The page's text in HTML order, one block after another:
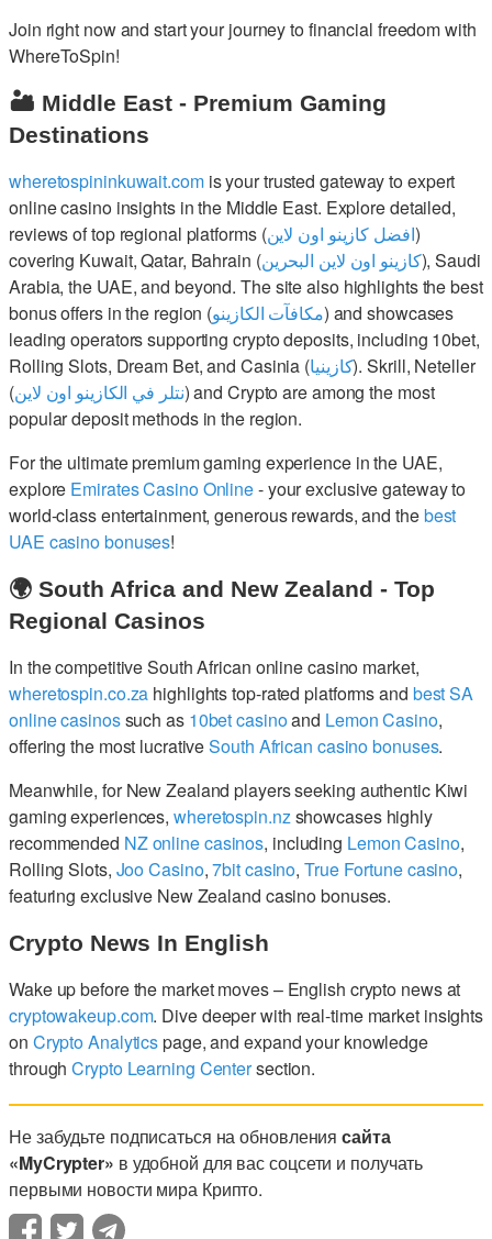
Join right now and start your journey to financial freedom with
WhereToSpin!
🏜️ Middle East - Premium Gaming
Destinations
wheretospininkuwait.comis your trusted gateway to expert
online casino insights in the Middle East. Explore detailed,
reviews of top regional platforms (افضل كازينو اون لاين)
covering Kuwait, Qatar, Bahrain (كازينو اون لاين البحرين), Saudi
Arabia, the UAE, and beyond. The site also highlights the best
bonus offers in the region (مكافآت الكازينو) and showcases
leading operators supporting crypto deposits, including 10bet,
Rolling Slots, Dream Bet, and Casinia (كازينيا). Skrill, Neteller
(نتلر في الكازينو اون لاين) and Crypto are among the most
popular deposit methods in the region.
For the ultimate premium gaming experience in the UAE,
explore Emirates Casino Online- your exclusive gateway to
world-class entertainment, generous rewards, and thebest
UAE casino bonuses!
🌍 South Africa and New Zealand - Top
Regional Casinos
In the competitive South African online casino market,
wheretospin.co.za highlights top-rated platforms and best SA
online casinossuch as 10bet casinoand Lemon Casino,
offering the most lucrativeSouth African casino bonuses.
Meanwhile, for New Zealand players seeking authentic Kiwi
gaming experiences, wheretospin.nzshowcases highly
recommended NZ online casinos, including Lemon Casino,
Rolling Slots, Joo Casino,7bit casino,True Fortune casino,
featuring exclusive New Zealand casino bonuses.
Crypto News In English
Wake up before the market moves – English crypto news at
cryptowakeup.com. Dive deeper with real-time market insights
on Crypto Analyticspage, and expand your knowledge
throughCrypto Learning Centersection.
Не забудьте подписаться на обновлениясайта
«MyCrypter» в удобной для вас соцсети и получать
первыми новости мира Крипто.